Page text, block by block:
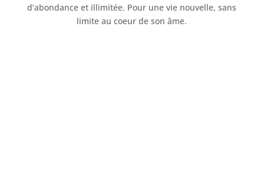
d’abondance et illimitée. Pour une vie nouvelle, sans
limite au coeur de son âme.